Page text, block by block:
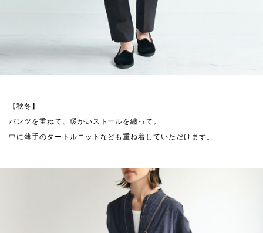
【秋冬】
パンツを重ねて、暖かいストールを纏って。
中に薄手のタートルニットなども重ね着していただけます。